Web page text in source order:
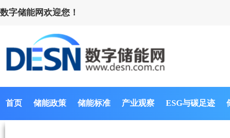
数字储能网欢迎您！
首页 储能政策 储能标准 产业观察 ESG与碳足迹